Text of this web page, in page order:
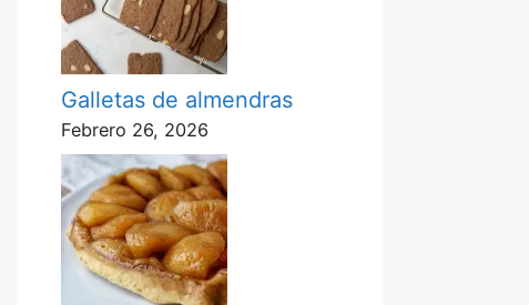
Galletas de almendras
Febrero 26, 2026